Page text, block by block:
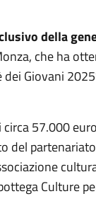
della
che ha
Giovani
57.000
del
Culture